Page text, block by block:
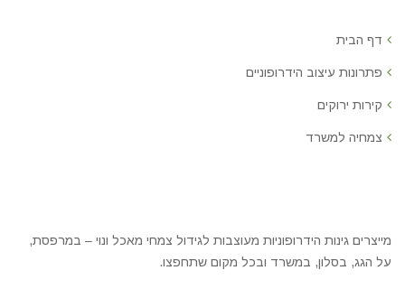
דף הבית
פתרונות עיצוב הידרופוניים
קירות ירוקים
צמחיה למשרד
מייצרים גינות הידרופוניות מעוצבות לגידול צמחי מאכל ונוי – במרפסת,
על הגג, בסלון, במשרד ובכל מקום שתחפצו.